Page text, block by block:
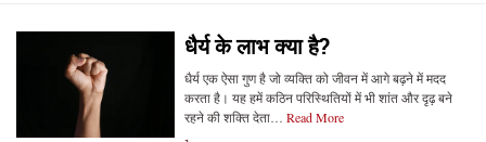
धैर्य के लाभ क्या है?
धैर्य एक ऐसा गुण है जो व्यक्ति को जीवन में आगे बढ़ने में मदद
करता है। यह हमें कठिन परिस्थितियों में भी शांत और दृढ़ बने
रहने की शक्ति देता… Read More